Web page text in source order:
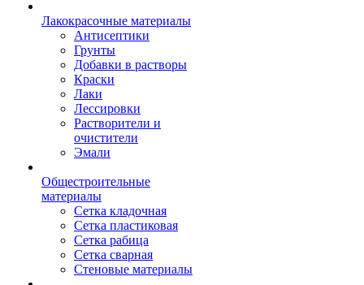
Лакокрасочные материалы
Антисептики
Грунты
Добавки в растворы
Краски
Лаки
Лессировки
Растворители и
очистители
Эмали
Общестроительные
материалы
Сетка кладочная
Сетка пластиковая
Сетка рабица
Сетка сварная
Стеновые материалы